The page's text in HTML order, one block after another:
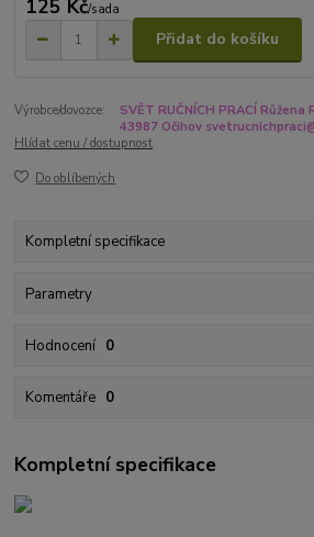
125 Kč/sada
Přidat do košíku
Výrobce/dovozce:
SVĚT RUČNÍCH PRACÍ Růžena
43987 Očihov
Hlídat cenu / dostupnost
Do oblíbených
Kompletní specifikace
Parametry
Hodnocení 0
Komentáře 0
Kompletní specifikace